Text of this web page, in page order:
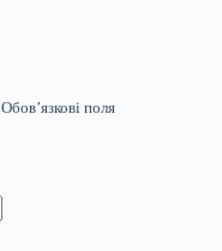
Обов’язкові поля